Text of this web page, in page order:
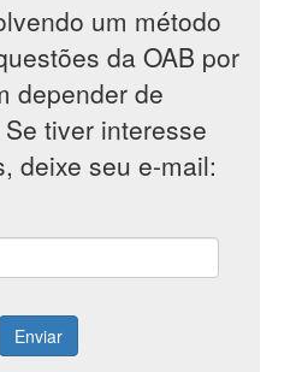
um método
da OAB por
depender de
tiver interesse
deixe seu e-mail:
Enviar